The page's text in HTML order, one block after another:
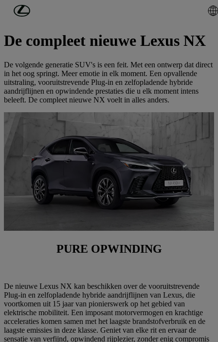
Ga naar de hoofdinhoud
Nieuwe auto's
De compleet nieuwe Lexus NX
De volgende generatie SUV's is een feit. Met een ontwerp dat direct
in het oog springt. Meer emotie in elk moment. Een opvallende
uitstraling, vooruitstrevende Plug-in en zelfopladende hybride
aandrijflijnen en opwindende prestaties die u elk moment intens
beleeft. De compleet nieuwe NX voelt in alles anders.
PURE OPWINDING
De nieuwe Lexus NX kan beschikken over de vooruitstrevende
Plug-in en zelfopladende hybride aandrijflijnen van Lexus, die
voortkomen uit 15 jaar van pionierswerk op het gebied van
elektrische mobiliteit. Een imposant motorvermogen en krachtige
acceleraties komen samen met het laagste brandstofverbruik en de
laagste emissies in deze klasse. Geniet van elke rit en ervaar de
sensatie van verfijnd, opwindend rijplezier, zonder enig compromis